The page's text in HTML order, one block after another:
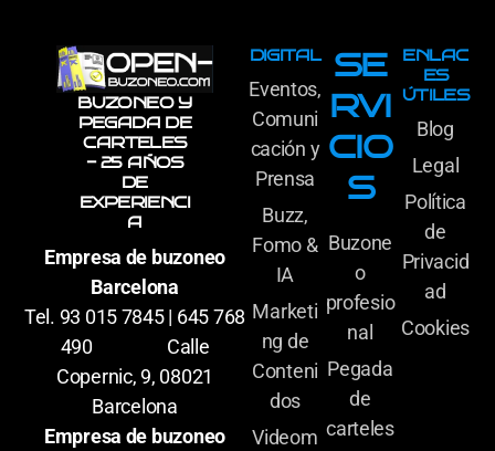
BUZONEO Y
PEGADA DE
CARTELES
- 25 AÑOS
DE
EXPERIENCI
A
Empresa de buzoneo
Barcelona
Tel. 93 015 7845 | 645 768
490 Calle
Copernic, 9, 08021
Barcelona
Empresa de buzoneo
DIGITAL
Eventos,
Comuni
cación y
Prensa
Buzz,
Fomo &
IA
Marketi
ng de
Conteni
dos
Videom
SE
RVI
CIO
S
Buzone
o
profesio
nal
Pegada
de
carteles
ENLAC
ES
ÚTILES
Blog
Legal
Política
de
Privacid
ad
Cookies